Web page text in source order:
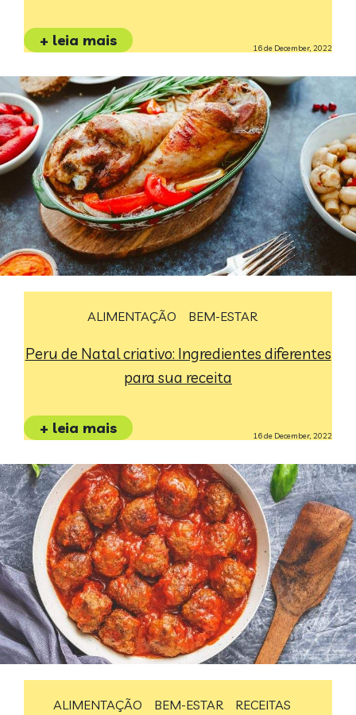
16 de December, 2022
+ leia mais
ALIMENTAÇÃO BEM-ESTAR
Peru de Natal criativo: Ingredientes diferentes
para sua receita
16 de December, 2022
+ leia mais
ALIMENTAÇÃO BEM-ESTAR RECEITAS